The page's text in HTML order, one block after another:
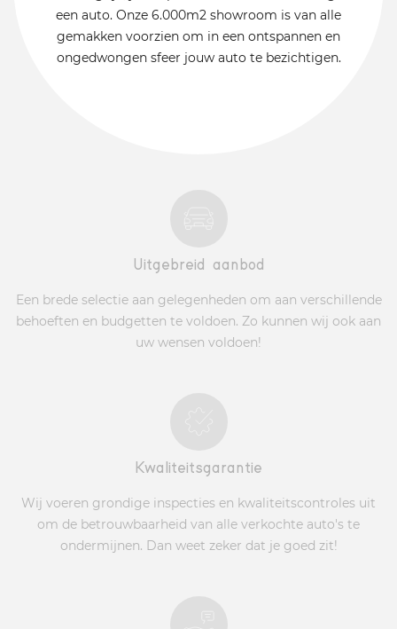
een auto. Onze 6.000m2 showroom is van alle
gemakken voorzien om in een ontspannen en
ongedwongen sfeer jouw auto te bezichtigen.
Uitgebreid aanbod
Een brede selectie aan gelegenheden om aan verschillende
behoeften en budgetten te voldoen. Zo kunnen wij ook aan
uw wensen voldoen!
Kwaliteitsgarantie
Wij voeren grondige inspecties en kwaliteitscontroles uit
om de betrouwbaarheid van alle verkochte auto's te
ondermijnen. Dan weet zeker dat je goed zit!